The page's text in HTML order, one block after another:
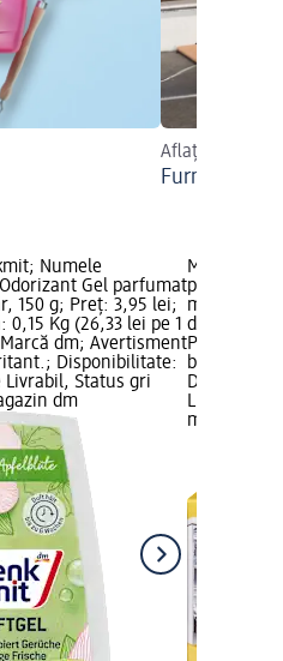
Aflați mai
Furnici în
Numele
Gel parfumat
150 g; Preț: 3,95 lei;
0,15 Kg (26,33 lei pe 1
dm; Avertisment
Disponibilitate:
Livrabil, Status gri
dm
Marcă:
produsului:
mașina de
de lămâie,
Preț de
buc);
Livrabil,
magazin